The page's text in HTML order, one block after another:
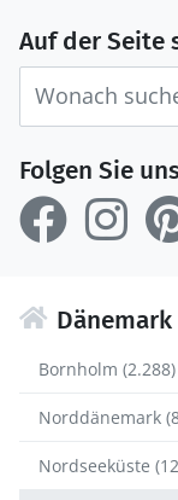
Auf der Seite
Folgen Sie
Dänemark
Bornholm (2.288)
Norddänemark
Nordseeküste